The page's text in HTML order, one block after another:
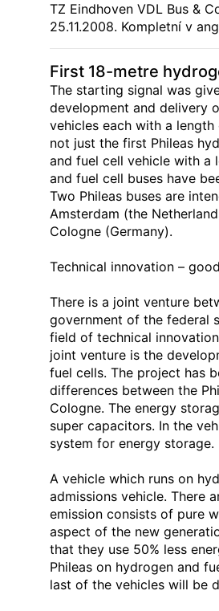
TZ Eindhoven VDL Bus &
25.11.2008. Kompletní v
First 18-metre
The starting signal was
development and delivery
vehicles each with a length
not just the first Phileas
and fuel cell vehicle with a
and fuel cell buses have
Two Phileas buses are
Amsterdam (the
Cologne (Germany).
Technical innovation –
There is a joint venture
government of the federal
field of technical
joint venture is the
fuel cells. The project has
differences between the
Cologne. The energy
super capacitors. In the
system for energy storage.
A vehicle which runs on
admissions vehicle. There
emission consists of pure
aspect of the new
that they use 50% less
Phileas on hydrogen and
last of the vehicles will be